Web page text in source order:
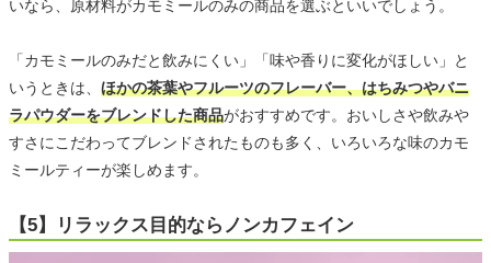
いなら、原材料がカモミールのみの商品を選ぶといいでしょう。
「カモミールのみだと飲みにくい」「味や香りに変化がほしい」と
いうときは、 ほかの茶葉やフルーツのフレーバー、はちみつやバニ
ラパウダーをブレンドした商品がおすすめです。おいしさや飲みや
すさにこだわってブレンドされたものも多く、いろいろな味のカモ
ミールティーが楽しめます。
【5】リラックス目的ならノンカフェイン